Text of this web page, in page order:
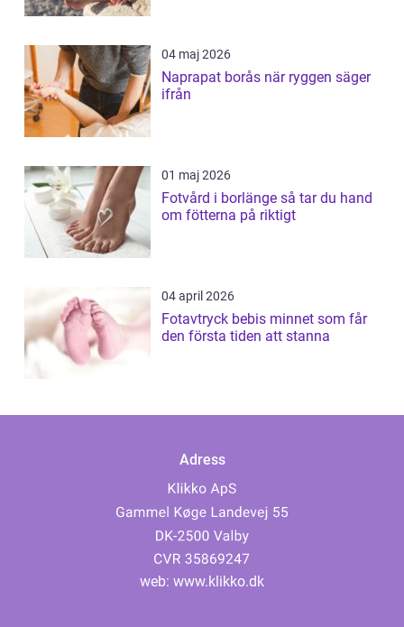
04 maj 2026
Naprapat borås när ryggen säger
ifrån
01 maj 2026
Fotvård i borlänge så tar du hand
om fötterna på riktigt
04 april 2026
Fotavtryck bebis minnet som får
den första tiden att stanna
Adress
web: www.klikko.dk